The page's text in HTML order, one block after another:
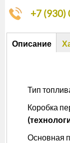
+7 (930)
Описание
Описание
Тип
Коробка
Основная